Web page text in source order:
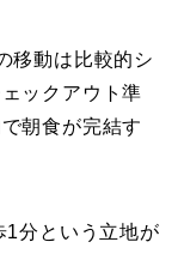
移動は比較的シ
ックアウト準
朝食が完結す
1分という立地が